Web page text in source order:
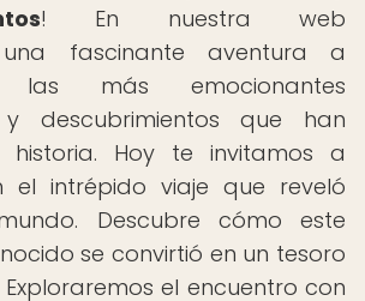
! En nuestra web
fascinante aventura a
más emocionantes
y descubrimientos que han
Hoy te invitamos a
el intrépido viaje que reveló
Descubre cómo este
se convirtió en un tesoro
el encuentro con